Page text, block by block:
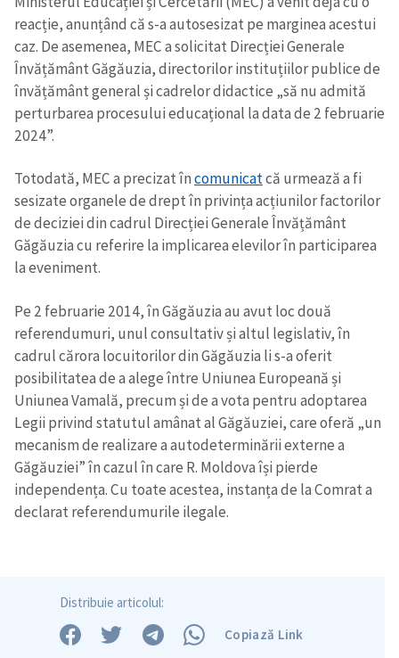
reacție, anunțând că s-a autosesizat pe marginea acestui
caz. De asemenea, MEC a solicitat Direcției Generale
Învățământ Găgăuzia, directorilor instituțiilor publice de
învățământ general și cadrelor didactice „să nu admită
perturbarea procesului educațional la data de 2 februarie
2024”.
Totodată, MEC a precizat încomunicatcă urmează a fi
sesizate organele de drept în privința acțiunilor factorilor
de deciziei din cadrul Direcției Generale Învățământ
Găgăuzia cu referire la implicarea elevilor în participarea
la eveniment.
Pe 2 februarie 2014, în Găgăuzia au avut loc două
referendumuri, unul consultativ și altul legislativ, în
cadrul cărora locuitorilor din Găgăuzia li s-a oferit
posibilitatea de a alege între Uniunea Europeană și
Uniunea Vamală, precum și de a vota pentru adoptarea
Legii privind statutul amânat al Găgăuziei, care oferă „un
mecanism de realizare a autodeterminării externe a
Găgăuziei” în cazul în care R. Moldova își pierde
independența. Cu toate acestea, instanța de la Comrat a
declarat referendumurile ilegale.
Distribuie articolul:
Copiază Link